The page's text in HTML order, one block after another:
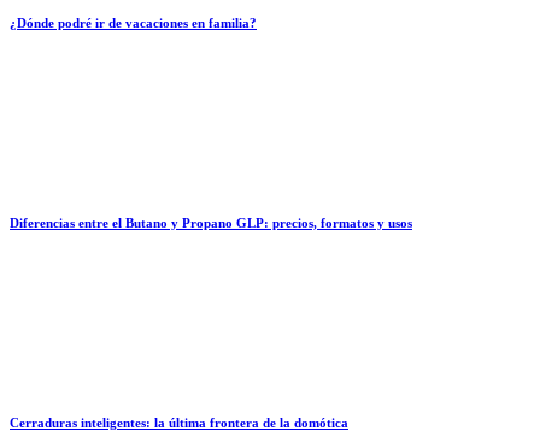
¿Dónde podré ir de vacaciones en familia?
Diferencias entre el Butano y Propano GLP: precios, formatos y usos
Cerraduras inteligentes: la última frontera de la domótica